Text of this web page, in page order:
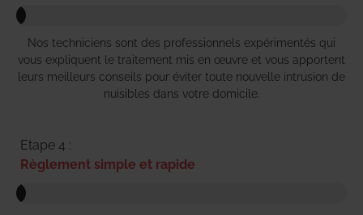
Nos techniciens sont des professionnels expérimentés qui
vous expliquent le traitement mis en œuvre et vous apportent
leurs meilleurs conseils pour éviter toute nouvelle intrusion de
nuisibles dans votre domicile.
Etape 4 :
Règlement simple et rapide